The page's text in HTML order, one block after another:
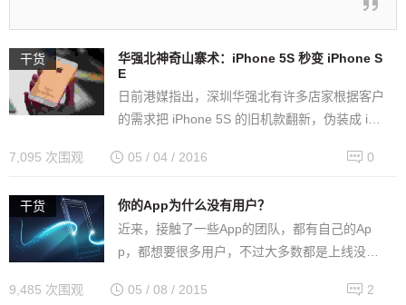
干货
华强北神奇山寨术：iPhone 5S 秒变 iPhone S
E
日前港媒指出，深圳华强北有许多店家根据客户
的需求把 iPhone 5S 的旧机款翻新，伪装成 iPh
城或商场，声…
7,095 次围观 05 / 04 / 2016 0
干货
你的App为什么没有用户？
近来，接触了一些App的团队，都有自己的Ap
p，都想要很多用户，不过大多数都是上线没多
看看怎么推广，然后我就安装上看看…
9,485 次围观 05 / 08 / 2015 2